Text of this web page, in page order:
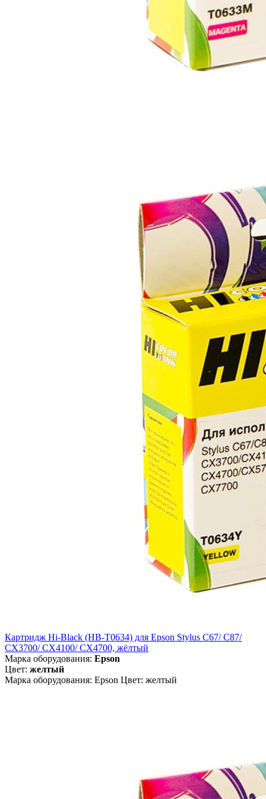
Картридж Hi-Black (HB-T0634) для Epson Stylus C67/ C87/
CX3700/ CX4100/ CX4700, жёлтый
Марка оборудования: Epson
Цвет: желтый
Марка оборудования: Epson Цвет: желтый